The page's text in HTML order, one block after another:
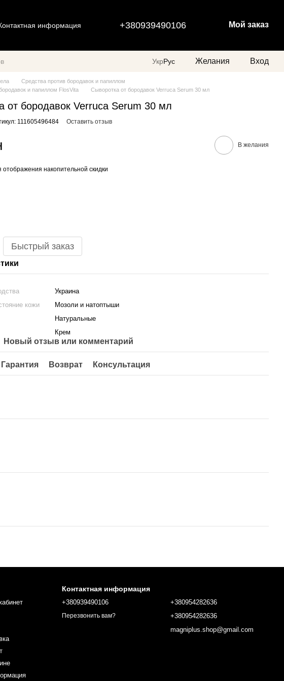
информация
+380939490106 Мой заказ
УкрРус Желания Вход
Средства против бородавок и папиллом
и папиллом FlosVita
Cыворотка от бородавок Verruca Serum 30 мл
от бородавок Verruca Serum 30 мл
111605496484 Оставить отзыв
В желания
отображения накопительной скидки
Быстрый заказ
Украина
кожи
Мозоли и натоптыши
Натуральные
Крем
Новый отзыв или комментарий
Гарантия Возврат Консультация
Контактная информация
+380939490106
Перезвонить вам?
+380954282636
+380954282636
magniplus.shop@gmail.com